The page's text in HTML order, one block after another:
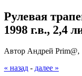
Рулевая
1998 г.в., 2,4
Автор Андрей Prim@,
« назад - далее »